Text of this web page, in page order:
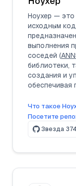
Ноухер — это
исходным
выполнения
соседей (
библиотеки,
создания и
обеспечивая
Что такое
Посетите
Звезда 374